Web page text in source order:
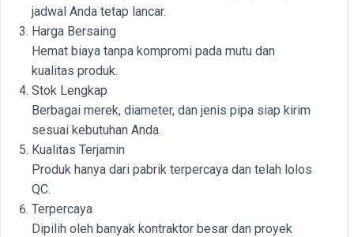
jadwal Anda tetap lancar.
Harga Bersaing
Hemat biaya tanpa kompromi pada mutu dan
kualitas produk.
Stok Lengkap
Berbagai merek, diameter, dan jenis pipa siap kirim
sesuai kebutuhan Anda.
Kualitas Terjamin
Produk hanya dari pabrik terpercaya dan telah lolos
QC.
Terpercaya
Dipilih oleh banyak kontraktor besar dan proyek